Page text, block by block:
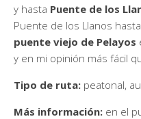
y hasta Puente de los
Puente de los Llanos
puente viejo de Pelayos
y en mi opinión más fácil
Tipo de ruta: peatonal,
Más información: en el